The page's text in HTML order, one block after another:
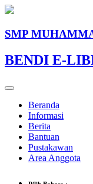
SMP
BENDI E-
Beranda
Informasi
Berita
Bantuan
Pustakawan
Area Anggota